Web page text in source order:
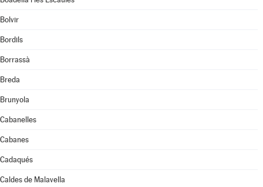
Bolvir
Bordils
Borrassà
Breda
Brunyola
Cabanelles
Cabanes
Cadaqués
Caldes de Malavella